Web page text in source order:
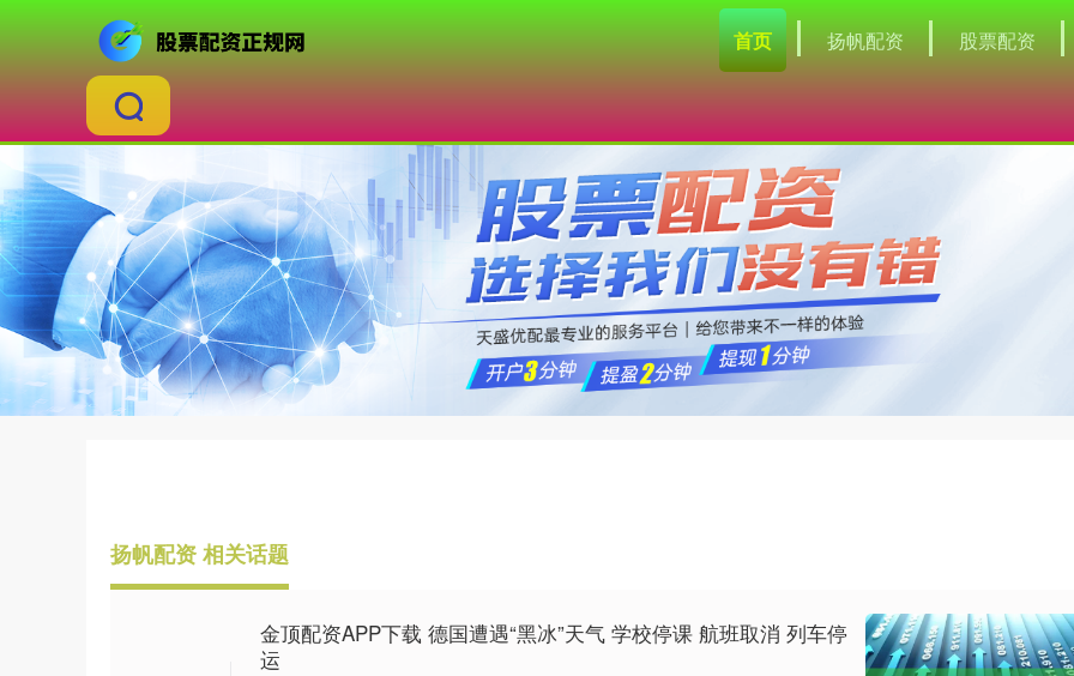
首页 扬帆配资 股票配资
扬帆配资 相关话题
金顶配资APP下载 德国遭遇“黑冰”天气 学校停课 航班取消 列车停
运